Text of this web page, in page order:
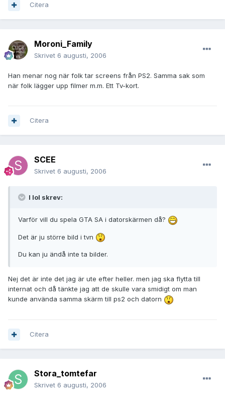
Citera
Moroni_Family
Skrivet 6 augusti, 2006
Han menar nog när folk tar screens från PS2. Samma sak som
när folk lägger upp filmer m.m. Ett Tv-kort.
Citera
SCEE
Skrivet 6 augusti, 2006
I lol skrev:
Varför vill du spela GTA SA i datorskärmen då?
Det är ju större bild i tvn
Du kan ju ändå inte ta bilder.
Nej det är inte det jag är ute efter heller. men jag ska flytta till
internat och då tänkte jag att de skulle vara smidigt om man
kunde använda samma skärm till ps2 och datorn
Citera
Stora_tomtefar
Skrivet 6 augusti, 2006